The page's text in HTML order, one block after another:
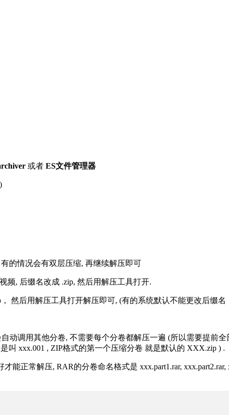
或者 ES文件管理器
的情况会有双层压缩, 再继续解压即可
频, 后缀名改成 .zip, 然后用解压工具打开.
然后用解压工具打开解压即可, (有的系统默认不能更改后缀
动调用其他分卷, 不需要每个分卷都解压一遍 (所以需要提前
叫 xxx.001 , ZIP格式的第一个压缩分卷 就是默认的 XXX.zip ) .
正常解压, RAR的分卷命名格式是 xxx.part1.rar, xxx.part2.rar,